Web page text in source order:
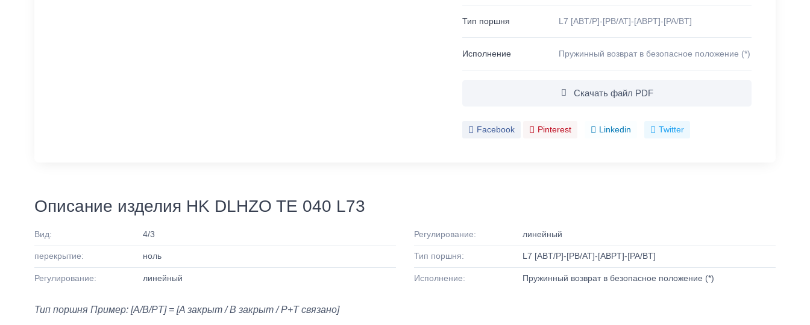
Тип поршня L7 [ABT/P]-[PB/AT]-[ABPT]-[PA/BT]
Исполнение Пружинный возврат в безопасное положение (*)
Скачать файл PDF
Facebook Pinterest Linkedin Twitter
Описание изделия HK DLHZO TE 040 L73
Вид: 4/3
перекрытие: ноль
Регулирование: линейный
Регулирование: линейный
Тип поршня: L7 [ABT/P]-[PB/AT]-[ABPT]-[PA/BT]
Исполнение: Пружинный возврат в безопасное положение (*)
Тип поршня Пример: [A/B/PT] = [A закрыт / B закрыт / P+T связано]